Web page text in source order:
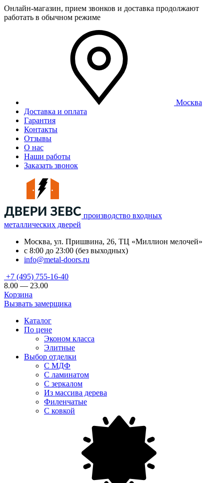
Онлайн-магазин, прием звонков и доставка продолжают
работать в обычном режиме
Москва
Доставка и оплата
Гарантия
Контакты
Отзывы
О нас
Наши работы
Заказать звонок
производство входных
металлических дверей
Москва, ул. Пришвина, 26, ТЦ «Миллион мелочей»
с 8:00 до 23:00 (без выходных)
info@metal-doors.ru
+7 (495) 755-16-40
8.00 — 23.00
Корзина
Вызвать замерщика
Каталог
По цене
Эконом класса
Элитные
Выбор отделки
С МДФ
С ламинатом
С зеркалом
Из массива дерева
Филенчатые
С ковкой